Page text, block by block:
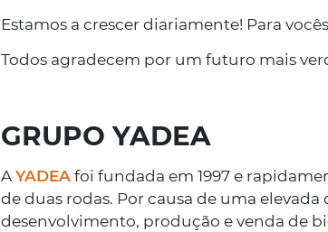
Estamos a crescer diariamente! Para
Todos agradecem por um futuro mais
GRUPO YADEA
AYADEAfoi fundada em 1997 e
de duas rodas. Por causa de uma
desenvolvimento, produção e venda de